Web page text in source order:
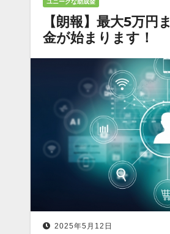
ユニークな助成金
【朗報】最大5万円
金が始まります！
2025年5月12日